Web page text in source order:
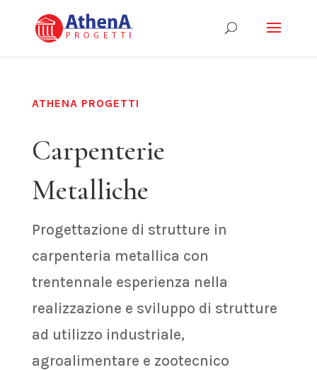
ATHENA PROGETTI
Carpenterie
Metalliche
Progettazione di strutture in
carpenteria metallica con
trentennale esperienza nella
realizzazione e sviluppo di strutture
ad utilizzo industriale,
agroalimentare e zootecnico